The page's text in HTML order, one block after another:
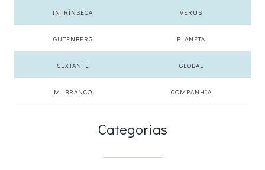
INTRÍNSECA VERUS
GUTENBERG PLANETA
SEXTANTE GLOBAL
M. BRANCO COMPANHIA
Categorias